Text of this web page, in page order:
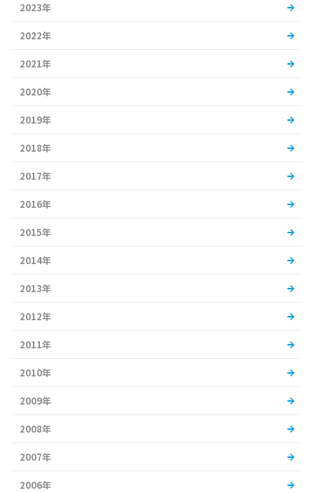
2023年
2022年
2021年
2020年
2019年
2018年
2017年
2016年
2015年
2014年
2013年
2012年
2011年
2010年
2009年
2008年
2007年
2006年